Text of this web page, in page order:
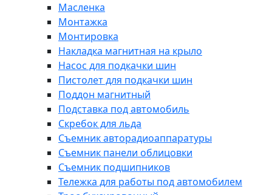
Масленка
Монтажка
Монтировка
Накладка магнитная на крыло
Насос для подкачки шин
Пистолет для подкачки шин
Поддон магнитный
Подставка под автомобиль
Скребок для льда
Съемник авторадиоаппаратуры
Съемник панели облицовки
Съемник подшипников
Тележка для работы под автомобилем